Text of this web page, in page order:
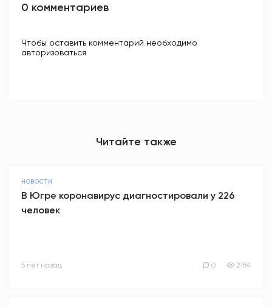
0 комментариев
Чтобы оставить комментарий необходимо
авторизоваться
Читайте также
НОВОСТИ
В Югре коронавирус диагностировали у 226
человек
5 лет назад 0 2184